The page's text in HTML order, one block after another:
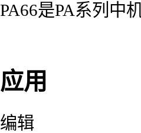
PA66是PA系列中
应用
编辑